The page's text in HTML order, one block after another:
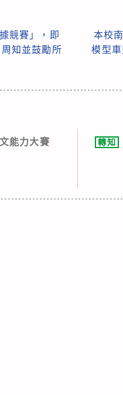
競賽」，即
知並鼓勵所
本校
模型
能力大賽 轉知